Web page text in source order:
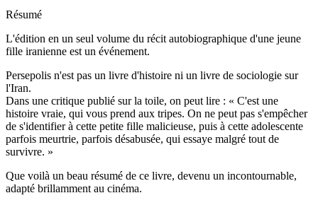
Résumé
L'édition en un seul volume du récit autobiographique d'une jeune
fille iranienne est un événement.
Persepolis n'est pas un livre d'histoire ni un livre de sociologie sur
l'Iran.
Dans une critique publié sur la toile, on peut lire : « C'est une
histoire vraie, qui vous prend aux tripes. On ne peut pas s'empêcher
de s'identifier à cette petite fille malicieuse, puis à cette adolescente
parfois meurtrie, parfois désabusée, qui essaye malgré tout de
survivre. »
Que voilà un beau résumé de ce livre, devenu un incontournable,
adapté brillamment au cinéma.